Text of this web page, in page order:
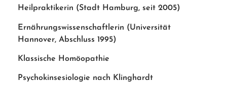
Heilpraktikerin (Stadt Hamburg, seit 2005)
Ernährungswissenschaftlerin (Universität
Hannover, Abschluss 1995)
Klassische Homöopathie
Psychokinsesiologie nach Klinghardt